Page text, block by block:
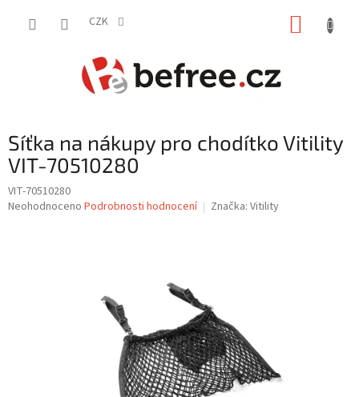
CZK
Síťka na nákupy pro chodítko Vitility
VIT-70510280
VIT-70510280
Průměrné
Neohodnoceno Podrobnosti hodnocení Značka: Vitility